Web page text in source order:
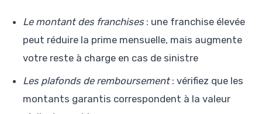
Le montant des franchises: une franchise élevée
peut réduire la prime mensuelle, mais augmente
votre reste à charge en cas de sinistre
Les plafonds de remboursement: vérifiez que les
montants garantis correspondent à la valeur